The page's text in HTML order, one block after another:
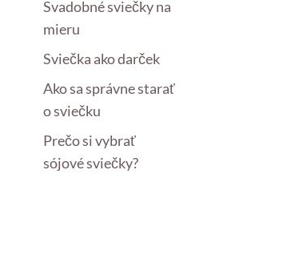
Svadobné sviečky na
mieru
Sviečka ako darček
Ako sa správne starať
o sviečku
Prečo si vybrať
sójové sviečky?